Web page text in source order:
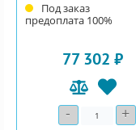
Под заказ
предоплата 100%
77 302 ₽
- Количество+